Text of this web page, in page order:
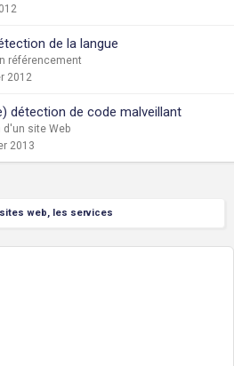
de la langue
référencement
2012
détection de code malveillant
site Web
2013
web, les services